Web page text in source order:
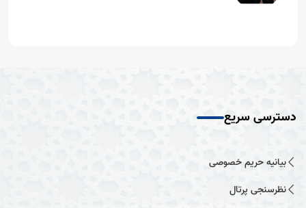
دسترسی سریع
بیانیه حریم خصوصی
نظرسنجی پرتال